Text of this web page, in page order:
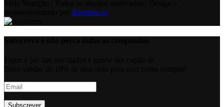
Bestsites.pt